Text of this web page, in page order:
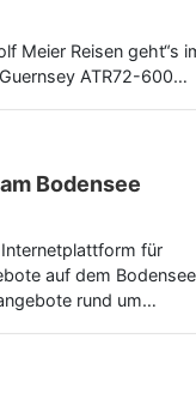
Meier Reisen geht“s
ATR72-600…
Bodensee
für
auf dem
rund um…